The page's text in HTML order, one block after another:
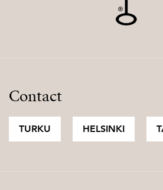
Contact
TURKU HELSINKI